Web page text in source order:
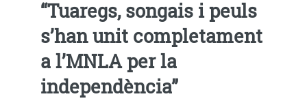
“Tuaregs, songais i peuls
s’han unit completament
a l’MNLA per la
independència”